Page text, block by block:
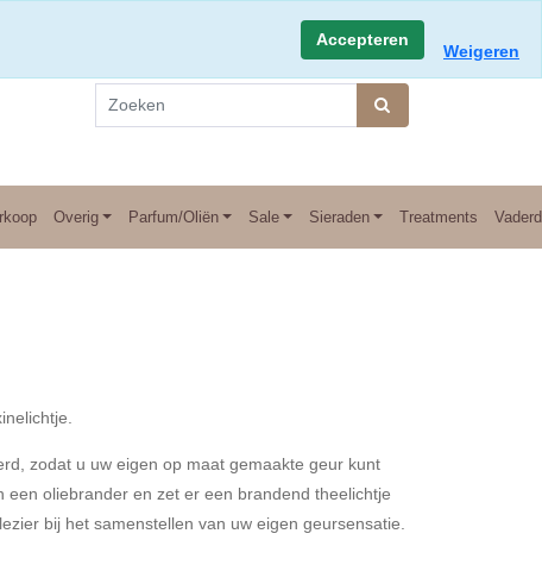
Overig Parfum/Oliën Sale Sieraden Treatments
zodat u uw eigen op maat gemaakte geur kunt
oliebrander en zet er een brandend theelichtje
bij het samenstellen van uw eigen geursensatie.
Accepteren
Weigeren